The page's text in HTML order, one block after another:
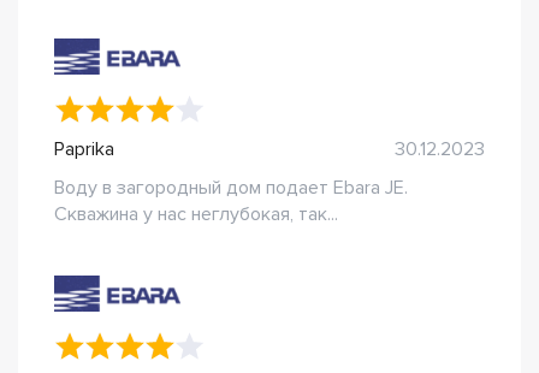
Paprika
30.12.2023
Воду в загородный дом подает Ebara JE.
Скважина у нас неглубокая, так...